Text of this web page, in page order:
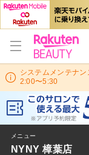
システムメンテナ
2:00〜5:30
メニュー
NYNY 樟葉店